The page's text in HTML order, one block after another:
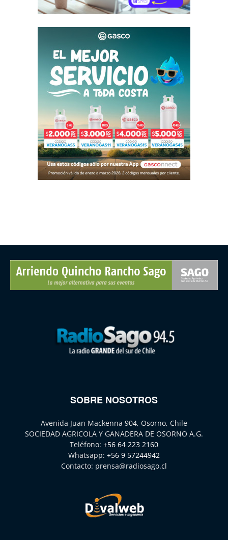
SOBRE NOSOTROS
Avenida Juan Mackenna 904, Osorno, Chile
SOCIEDAD AGRICOLA Y GANADERA DE OSORNO A.G.
Teléfono: +56 64 223 2160
Whatsapp: +56 9 57244942
Contacto: prensa@radiosago.cl